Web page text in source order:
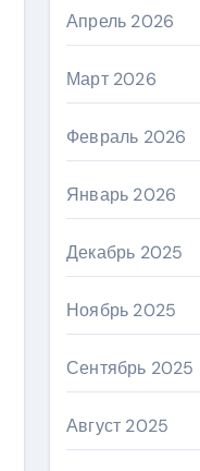
Апрель 2026
Март 2026
Февраль 2026
Январь 2026
Декабрь 2025
Ноябрь 2025
Сентябрь 2025
Август 2025